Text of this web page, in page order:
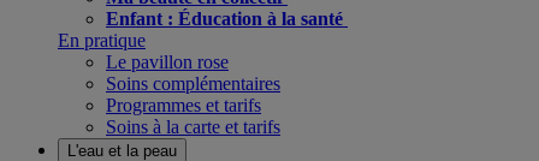
Enfant : Éducation à la santé
En pratique
Le pavillon rose
Soins complémentaires
Programmes et tarifs
Soins à la carte et tarifs
L'eau et la peau